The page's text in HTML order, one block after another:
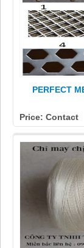
PERFECT
Price: Contact